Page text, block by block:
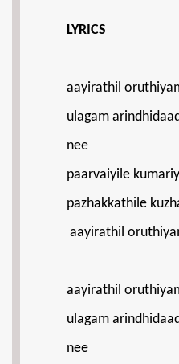
LYRICS
aayirathil
ulagam
nee
paarvaiyile
pazhakkathile
aayirathil
aayirathil
ulagam
nee